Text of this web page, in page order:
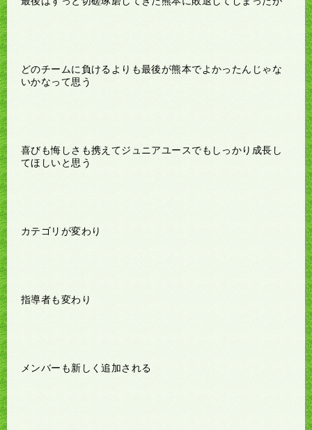
どのチームに負けるよりも最後が熊本でよかったんじゃな
いかなって思う
喜びも悔しさも携えてジュニアユースでもしっかり成長し
てほしいと思う
カテゴリが変わり
指導者も変わり
メンバーも新しく追加される